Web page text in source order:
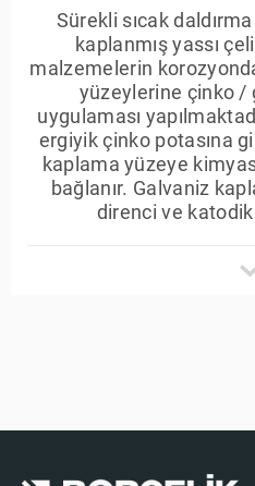
Sürekli sıcak
kaplanmış yassı
malzemelerin
yüzeylerine çinko /
uygulaması
ergiyik çinko potasına
kaplama yüzeye
bağlanır. Galvaniz
direnci ve